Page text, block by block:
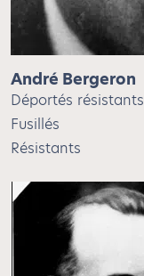
André Bergeron
Déportés résistants
Fusillés
Résistants